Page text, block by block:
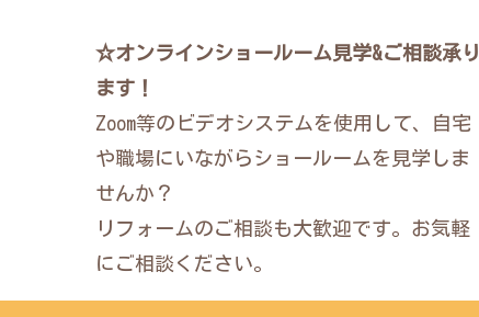
☆オンラインショールーム見学&ご相談承り
ます！
Zoom等のビデオシステムを使用して、自宅
や職場にいながらショールームを見学しま
せんか？
リフォームのご相談も大歓迎です。お気軽
にご相談ください。